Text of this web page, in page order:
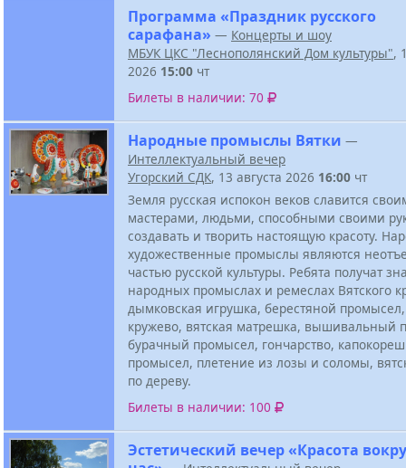
Программа «Праздник русского
сарафана» — Концерты и шоу
МБУК ЦКС "Леснополянский Дом культуры",
2026 15:00 чт
Билеты в наличии: 70
Народные промыслы Вятки —
Интеллектуальный вечер
Угорский СДК, 13 августа 2026 16:00 чт
Земля русская испокон веков славится
мастерами, людьми, способными своими
создавать и творить настоящую красоту.
художественные промыслы являются
частью русской культуры. Ребята получат
народных промыслах и ремеслах Вятского
дымковская игрушка, берестяной промысел,
кружево, вятская матрешка, вышивальный
бурачный промысел, гончарство,
промысел, плетение из лозы и соломы,
по дереву.
Билеты в наличии: 100
Эстетический вечер «Красота